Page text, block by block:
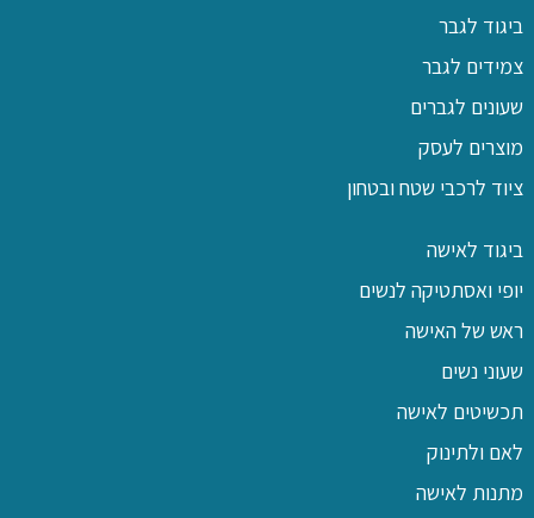
ביגוד לגבר
צמידים לגבר
שעונים לגברים
מוצרים לעסק
ציוד לרכבי שטח ובטחון
ביגוד לאישה
יופי ואסתטיקה לנשים
ראש של האישה
שעוני נשים
תכשיטים לאישה
לאם ולתינוק
מתנות לאישה